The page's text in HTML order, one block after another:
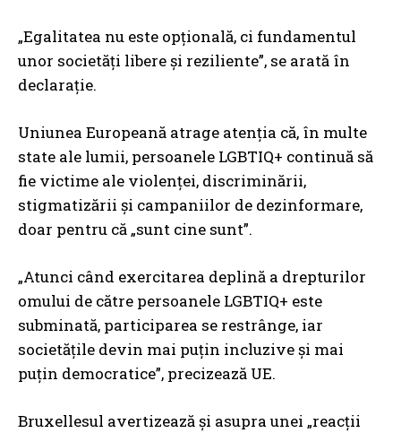
„Egalitatea nu este opțională, ci fundamentul
unor societăți libere și reziliente”, se arată în
declarație.
Uniunea Europeană atrage atenția că, în multe
state ale lumii, persoanele LGBTIQ+ continuă să
fie victime ale violenței, discriminării,
stigmatizării și campaniilor de dezinformare,
doar pentru că „sunt cine sunt”.
„Atunci când exercitarea deplină a drepturilor
omului de către persoanele LGBTIQ+ este
subminată, participarea se restrânge, iar
societățile devin mai puțin incluzive și mai
puțin democratice”, precizează UE.
Bruxellesul avertizează și asupra unei „reacții